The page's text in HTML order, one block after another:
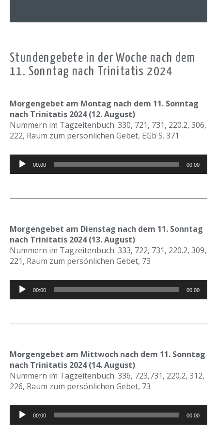
Stundengebete in der Woche nach dem
11. Sonntag nach Trinitatis 2024
Morgengebet am Montag nach dem 11. Sonntag
nach Trinitatis 2024 (12. August)
Nummern im Tagzeitenbuch: 330, 721, 731, 220.2, 306,
222, Raum zum persönlichen Gebet, EGb S. 371
Audio-
Player
00:00 00:00
Morgengebet am Dienstag nach dem 11. Sonntag
nach Trinitatis 2024 (13. August)
Nummern im Tagzeitenbuch: 333, 722, 731, 220.2, 309,
221, Raum zum persönlichen Gebet, 73
Audio-
Player
00:00 00:00
Morgengebet am Mittwoch nach dem 11. Sonntag
nach Trinitatis 2024 (14. August)
Nummern im Tagzeitenbuch: 336, 723,731, 220.2, 312,
226, Raum zum persönlichen Gebet, 73
Audio-
Player
00:00 00:00